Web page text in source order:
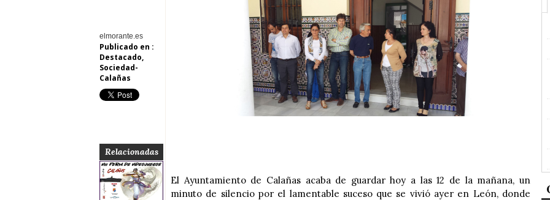
elmorante.es
Publicado en :
Destacado,
Sociedad-
Calañas
Relacionadas
El Ayuntamiento de Calañas acaba de guardar hoy a las 12 de la mañana, un
minuto de silencio por el lamentable suceso que se vivió ayer en León, donde